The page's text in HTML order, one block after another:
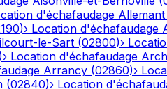
d'échafaudage Allemant
)› Location d'échafaudage
le-Sart (02800)›
)› Location d'échafaudage
Arrancy (02860)›
(02840)› Location